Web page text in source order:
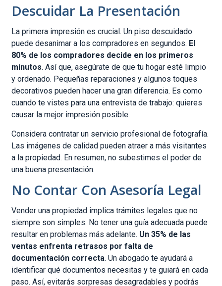
Descuidar La Presentación
La primera impresión es crucial. Un piso descuidado
puede desanimar a los compradores en segundos. El
80% de los compradores decide en los primeros
minutos. Así que, asegúrate de que tu hogar esté limpio
y ordenado. Pequeñas reparaciones y algunos toques
decorativos pueden hacer una gran diferencia. Es como
cuando te vistes para una entrevista de trabajo: quieres
causar la mejor impresión posible.
Considera contratar un servicio profesional de fotografía.
Las imágenes de calidad pueden atraer a más visitantes
a la propiedad. En resumen, no subestimes el poder de
una buena presentación.
No Contar Con Asesoría Legal
Vender una propiedad implica trámites legales que no
siempre son simples. No tener una guía adecuada puede
resultar en problemas más adelante. Un 35% de las
ventas enfrenta retrasos por falta de
documentación correcta. Un abogado te ayudará a
identificar qué documentos necesitas y te guiará en cada
paso. Así, evitarás sorpresas desagradables y podrás